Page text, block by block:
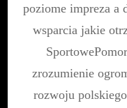
poziome impreza a
wsparcia jakie
zrozumienie
rozwoju